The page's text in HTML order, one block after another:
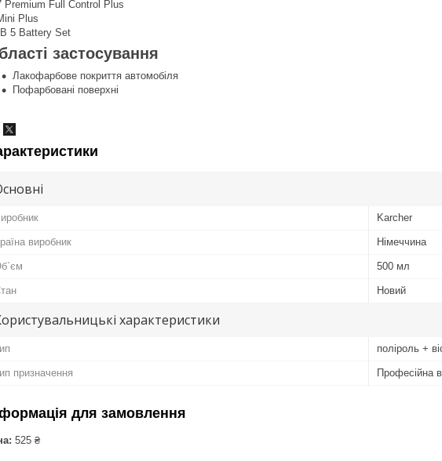
Premium Full Control Plus
Plus
5 Battery Set
застосування
Лакофарбове покриття автомобіля
Пофарбовані поверхні
Karcher
виробник Німеччина
500 мл
Новий
характеристики
поліроль +
призначення Професійна
для замовлення
525 ₴